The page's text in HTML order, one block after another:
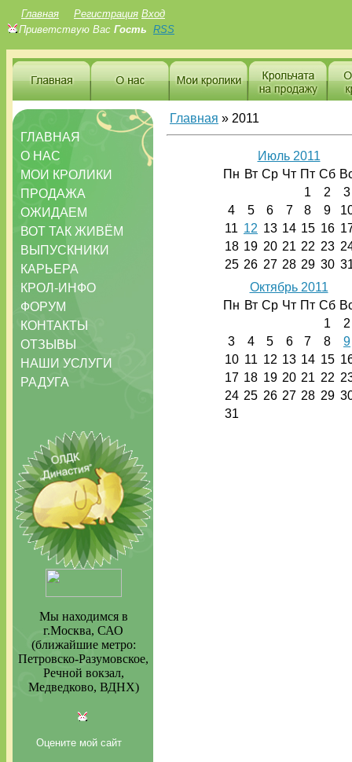
Главная Регистрация Вход
Приветствую Вас Гость RSS
ГЛАВНАЯ
О НАС
МОИ КРОЛИКИ
ПРОДАЖА
ОЖИДАЕМ
ВОТ ТАК ЖИВЁМ
ВЫПУСКНИКИ
КАРЬЕРА
КРОЛ-ИНФО
ФОРУМ
КОНТАКТЫ
ОТЗЫВЫ
НАШИ УСЛУГИ
РАДУГА
Мы находимся в
г.Москва, САО
(ближайшие метро:
Петровско-Разумовское,
Речной вокзал,
Медведково, ВДНХ)
Оцените мой сайт
Главная » 2011
Июль 2011
Пн Вт Ср Чт Пт Сб
1
2
3
4
5 6 7 8 9
11 12 13 14 15 16
18 19 20 21 22 23
25 26 27 28 29 30
Октябрь 2011
Пн Вт Ср Чт Пт Сб
1
2
3
4 5 6 7 8
9
10 11 12 13 14 15
17 18 19 20 21 22
24 25 26 27 28 29
31